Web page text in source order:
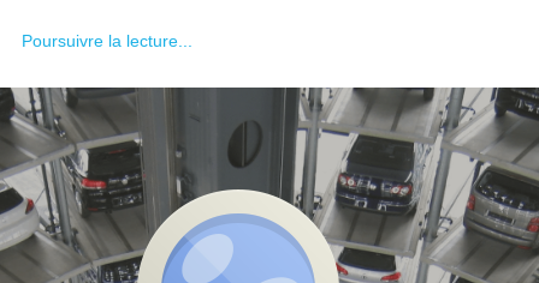
Poursuivre la lecture...